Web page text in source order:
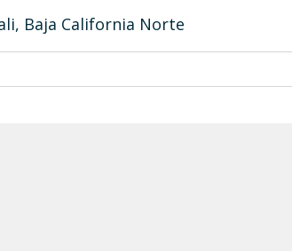
Baja California Norte